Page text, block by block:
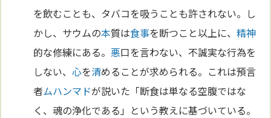
を飲むことも、タバコを吸うことも許されない。し
かし、サウムの本質は食事を断つこと以上に、精神
的な修練にある。悪口を言わない、不誠実な行為を
しない、心を清めることが求められる。これは預言
者ムハンマドが説いた「断食は単なる空腹ではな
く、魂の浄化である」という教えに基づいている。